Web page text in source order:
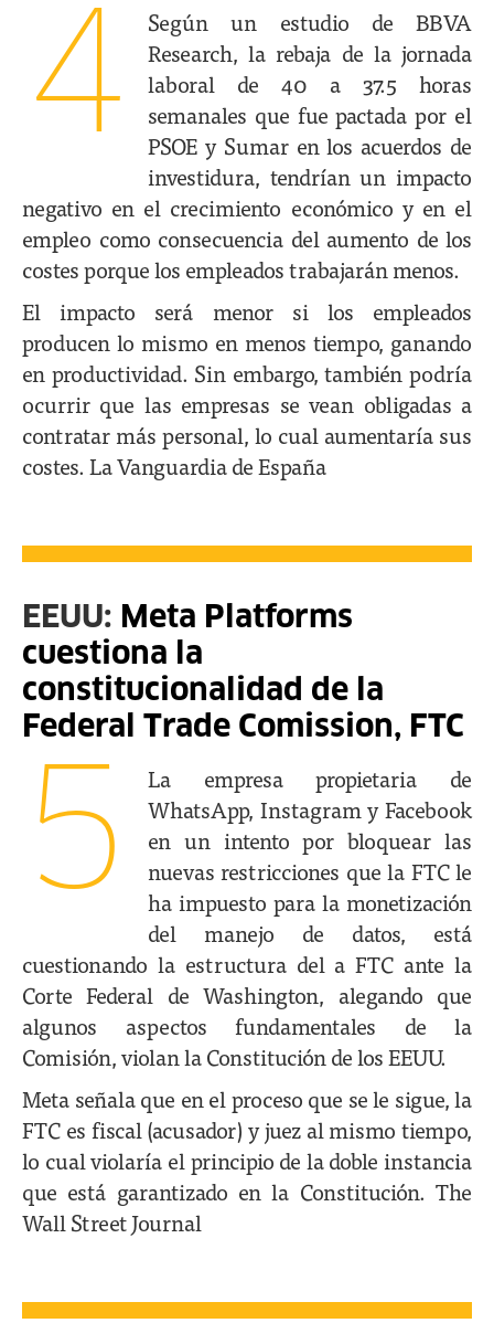
4
Según un estudio de BBVA
Research, la rebaja de la jornada
laboral de 40 a 37.5 horas
semanales que fue pactada por el
PSOE y Sumar en los acuerdos de
investidura, tendrían un impacto
negativo en el crecimiento económico y en el
empleo como consecuencia del aumento de los
costes porque los empleados trabajarán menos.
El impacto será menor si los empleados
producen lo mismo en menos tiempo, ganando
en productividad. Sin embargo, también podría
ocurrir que las empresas se vean obligadas a
contratar más personal, lo cual aumentaría sus
costes. La Vanguardia de España
EEUU: Meta Platforms
cuestiona la
constitucionalidad de la
Federal Trade Comission, FTC
5
La empresa propietaria de
WhatsApp, Instagram y Facebook
en un intento por bloquear las
nuevas restricciones que la FTC le
ha impuesto para la monetización
del manejo de datos, está
cuestionando la estructura del a FTC ante la
Corte Federal de Washington, alegando que
algunos aspectos fundamentales de la
Comisión, violan la Constitución de los EEUU.
Meta señala que en el proceso que se le sigue, la
FTC es fiscal (acusador) y juez al mismo tiempo,
lo cual violaría el principio de la doble instancia
que está garantizado en la Constitución. The
Wall Street Journal